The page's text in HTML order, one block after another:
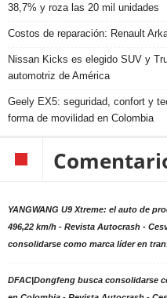
38,7% y roza las 20 mil unidades
Costos de reparación: Renault
Nissan Kicks es elegido SUV y
automotriz de América
Geely EX5: seguridad, confort y
forma de movilidad en Colombia
YANGWANG U9 Xtreme: el auto de
496,22 km/h - Revista Autocrash -
consolidarse como marca líder en
DFAC|Dongfeng busca consolidarse